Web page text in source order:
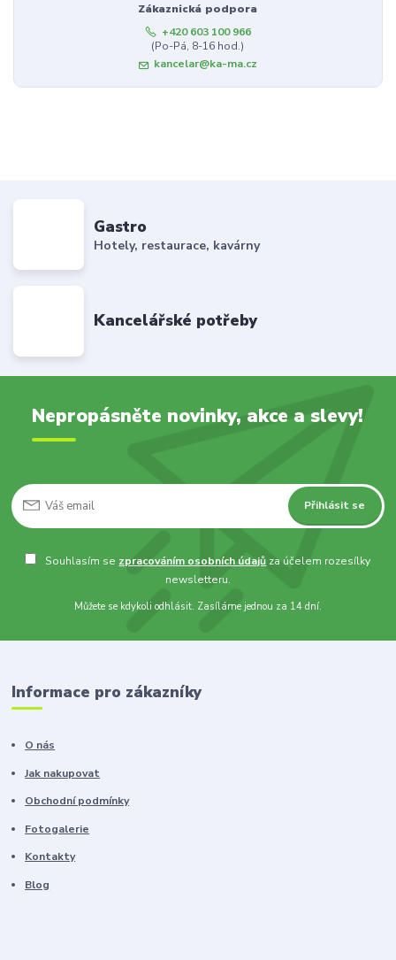
Zákaznická podpora
+420 603 100 966
(Po-Pá, 8-16 hod.)
kancelar@ka-ma.cz
Gastro
Hotely, restaurace, kavárny
Kancelářské potřeby
Nepropásněte novinky, akce a slevy!
Přihlásit se
Souhlasím se zpracováním osobních údajů za účelem rozesílky
newsletteru.
Můžete se kdykoli odhlásit. Zasíláme jednou za 14 dní.
Informace pro zákazníky
O nás
Jak nakupovat
Obchodní podmínky
Fotogalerie
Kontakty
Blog